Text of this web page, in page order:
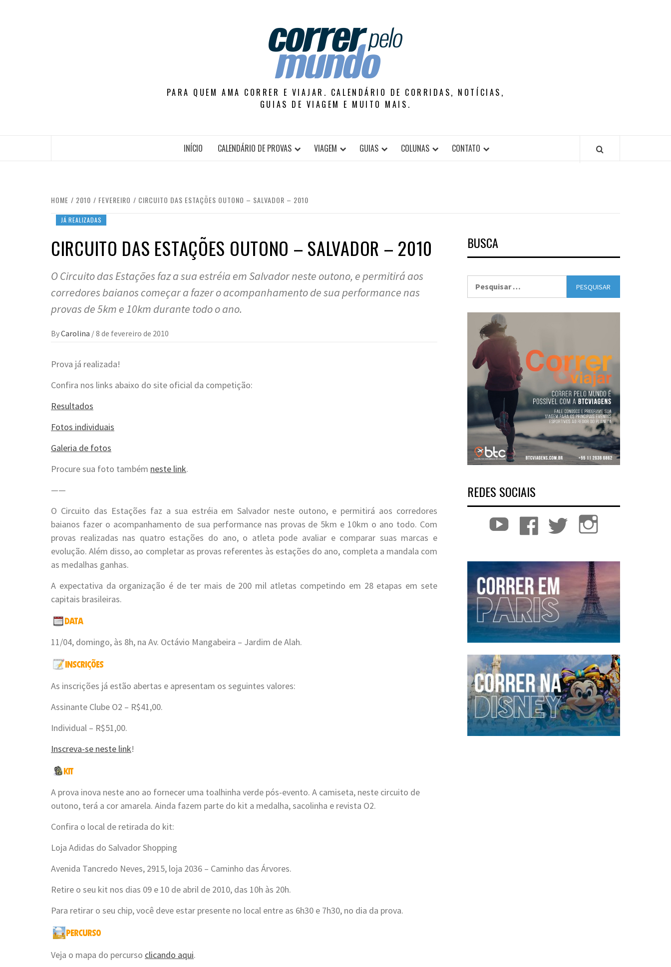
PARA QUEM AMA CORRER E VIAJAR. CALENDÁRIO DE CORRIDAS, NOTÍCIAS,
GUIAS DE VIAGEM E MUITO MAIS.
INÍCIO CALENDÁRIO DE PROVAS VIAGEM GUIAS COLUNAS CONTATO
HOME 2010 FEVEREIRO CIRCUITO DAS ESTAÇÕES OUTONO – SALVADOR – 2010
JÁ REALIZADAS
CIRCUITO DAS ESTAÇÕES OUTONO – SALVADOR – 2010
O Circuito das Estações faz a sua estréia em Salvador neste outono, e permitirá aos
corredores baianos começar a fazer o acompanhamento de sua performance nas
provas de 5km e 10km durante todo o ano.
ByCarolina /8 de fevereiro de 2010
Prova já realizada!
Confira nos links abaixo do site oficial da competição:
Resultados
Fotos individuais
Galeria de fotos
Procure sua foto também neste link.
——
O Circuito das Estações faz a sua estréia em Salvador neste outono, e permitirá aos corredores
baianos fazer o acompanhamento de sua performance nas provas de 5km e 10km o ano todo. Com
provas realizadas nas quatro estações do ano, o atleta pode avaliar e comparar suas marcas e
evolução. Além disso, ao completar as provas referentes às estações do ano, completa a mandala com
as medalhas ganhas.
A expectativa da organização é de ter mais de 200 mil atletas competindo em 28 etapas em sete
capitais brasileiras.
11/04, domingo, às 8h, na Av. Octávio Mangabeira – Jardim de Alah.
As inscrições já estão abertas e apresentam os seguintes valores:
Assinante Clube O2 – R$41,00.
Individual – R$51,00.
Inscreva-se neste link!
A prova inova neste ano ao fornecer uma toalhinha verde pós-evento. A camiseta, neste circuito de
outono, terá a cor amarela. Ainda fazem parte do kit a medalha, sacolinha e revista O2.
Confira o local de retirada do kit:
Loja Adidas do Salvador Shopping
Avenida Tancredo Neves, 2915, loja 2036 – Caminho das Árvores.
Retire o seu kit nos dias 09 e 10 de abril de 2010, das 10h às 20h.
Para retirar o seu chip, você deve estar presente no local entre as 6h30 e 7h30, no dia da prova.
Veja o mapa do percurso clicando aqui.
BUSCA
REDES SOCIAIS
YouTube Facebook Twitter